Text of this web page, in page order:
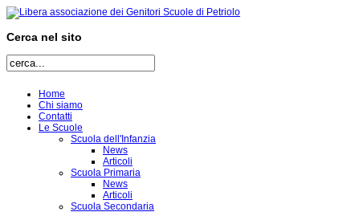
Cerca nel sito
Home
Chi siamo
Contatti
Le Scuole
Scuola dell'Infanzia
News
Articoli
Scuola Primaria
News
Articoli
Scuola Secondaria